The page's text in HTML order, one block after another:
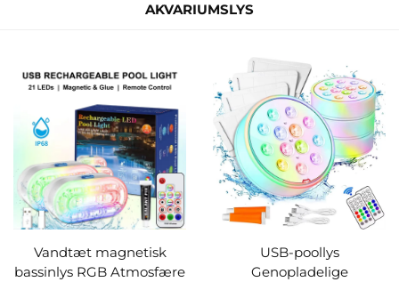
AKVARIUMSLYS
Vandtæt magnetisk
bassinlys RGB Atmosfære
USB-poollys
Genopladelige